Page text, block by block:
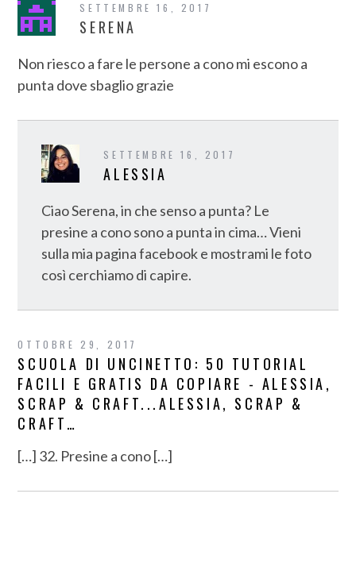
SETTEMBRE 16, 2017
SERENA
Non riesco a fare le persone a cono mi escono a
punta dove sbaglio grazie
SETTEMBRE 16, 2017
ALESSIA
Ciao Serena, in che senso a punta? Le
presine a cono sono a punta in cima… Vieni
sulla mia pagina facebook e mostrami le foto
così cerchiamo di capire.
OTTOBRE 29, 2017
SCUOLA DI UNCINETTO: 50 TUTORIAL
FACILI E GRATIS DA COPIARE - ALESSIA,
SCRAP & CRAFT...ALESSIA, SCRAP &
CRAFT…
[…] 32. Presine a cono […]